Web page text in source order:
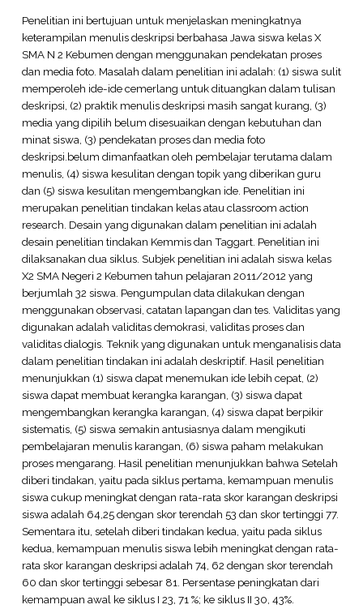
Penelitian ini bertujuan untuk menjelaskan meningkatnya
keterampilan menulis deskripsi berbahasa Jawa siswa kelas X
SMA N 2 Kebumen dengan menggunakan pendekatan proses
dan media foto. Masalah dalam penelitian ini adalah: (1) siswa sulit
memperoleh ide-ide cemerlang untuk dituangkan dalam tulisan
deskripsi, (2) praktik menulis deskripsi masih sangat kurang, (3)
media yang dipilih belum disesuaikan dengan kebutuhan dan
minat siswa, (3) pendekatan proses dan media foto
deskripsi.belum dimanfaatkan oleh pembelajar terutama dalam
menulis, (4) siswa kesulitan dengan topik yang diberikan guru
dan (5) siswa kesulitan mengembangkan ide. Penelitian ini
merupakan penelitian tindakan kelas atau classroom action
research. Desain yang digunakan dalam penelitian ini adalah
desain penelitian tindakan Kemmis dan Taggart. Penelitian ini
dilaksanakan dua siklus. Subjek penelitian ini adalah siswa kelas
X2 SMA Negeri 2 Kebumen tahun pelajaran 2011/2012 yang
berjumlah 32 siswa. Pengumpulan data dilakukan dengan
menggunakan observasi, catatan lapangan dan tes. Validitas yang
digunakan adalah validitas demokrasi, validitas proses dan
validitas dialogis. Teknik yang digunakan untuk menganalisis data
dalam penelitian tindakan ini adalah deskriptif. Hasil penelitian
menunjukkan (1) siswa dapat menemukan ide lebih cepat, (2)
siswa dapat membuat kerangka karangan, (3) siswa dapat
mengembangkan kerangka karangan, (4) siswa dapat berpikir
sistematis, (5) siswa semakin antusiasnya dalam mengikuti
pembelajaran menulis karangan, (6) siswa paham melakukan
proses mengarang. Hasil penelitian menunjukkan bahwa Setelah
diberi tindakan, yaitu pada siklus pertama, kemampuan menulis
siswa cukup meningkat dengan rata-rata skor karangan deskripsi
siswa adalah 64,25 dengan skor terendah 53 dan skor tertinggi 77.
Sementara itu, setelah diberi tindakan kedua, yaitu pada siklus
kedua, kemampuan menulis siswa lebih meningkat dengan rata-
rata skor karangan deskripsi adalah 74, 62 dengan skor terendah
60 dan skor tertinggi sebesar 81. Persentase peningkatan dari
kemampuan awal ke siklus I 23, 71 %; ke siklus II 30, 43%.